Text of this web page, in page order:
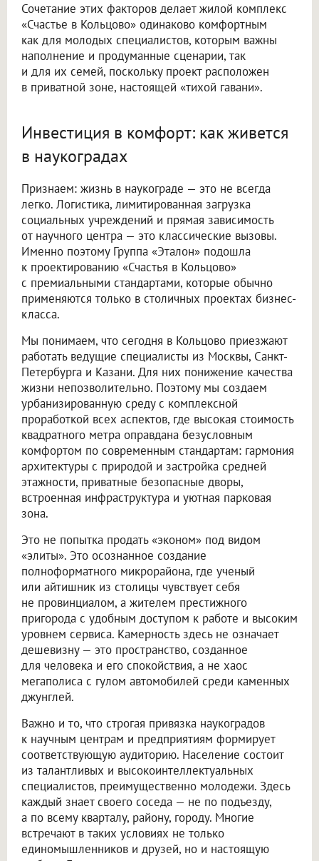
Сочетание этих факторов делает жилой комплекс
«Счастье в Кольцово» одинаково комфортным
как для молодых специалистов, которым важны
наполнение и продуманные сценарии, так
и для их семей, поскольку проект расположен
в приватной зоне, настоящей «тихой гавани».
Инвестиция в комфорт: как живется
в наукоградах
Признаем: жизнь в наукограде — это не всегда
легко. Логистика, лимитированная загрузка
социальных учреждений и прямая зависимость
от научного центра — это классические вызовы.
Именно поэтому Группа «Эталон» подошла
к проектированию «Счастья в Кольцово»
с премиальными стандартами, которые обычно
применяются только в столичных проектах бизнес-
класса.
Мы понимаем, что сегодня в Кольцово приезжают
работать ведущие специалисты из Москвы, Санкт-
Петербурга и Казани. Для них понижение качества
жизни непозволительно. Поэтому мы создаем
урбанизированную среду с комплексной
проработкой всех аспектов, где высокая стоимость
квадратного метра оправдана безусловным
комфортом по современным стандартам: гармония
архитектуры с природой и застройка средней
этажности, приватные безопасные дворы,
встроенная инфраструктура и уютная парковая
зона.
Это не попытка продать «эконом» под видом
«элиты». Это осознанное создание
полноформатного микрорайона, где ученый
или айтишник из столицы чувствует себя
не провинциалом, а жителем престижного
пригорода с удобным доступом к работе и высоким
уровнем сервиса. Камерность здесь не означает
дешевизну — это пространство, созданное
для человека и его спокойствия, а не хаос
мегаполиса с гулом автомобилей среди каменных
джунглей.
Важно и то, что строгая привязка наукоградов
к научным центрам и предприятиям формирует
соответствующую аудиторию. Население состоит
из талантливых и высокоинтеллектуальных
специалистов, преимущественно молодежи. Здесь
каждый знает своего соседа — не по подъезду,
а по всему кварталу, району, городу. Многие
встречают в таких условиях не только
единомышленников и друзей, но и настоящую